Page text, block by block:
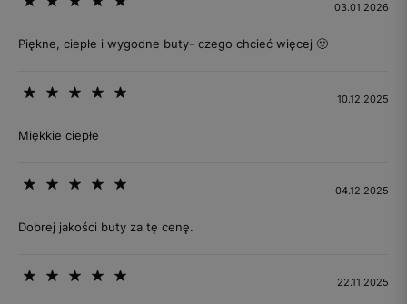
03.01.2026
Piękne, ciepłe i wygodne buty- czego chcieć więcej 🙂
10.12.2025
Miękkie ciepłe
04.12.2025
Dobrej jakości buty za tę cenę.
22.11.2025